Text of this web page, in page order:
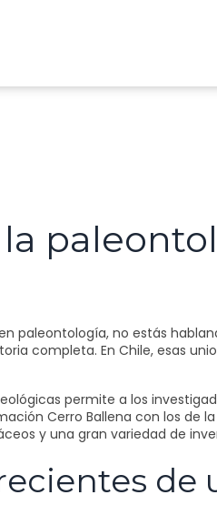
paleontología, no estás
completa. En Chile, esas
permite a los
Cerro Ballena con los
y una gran variedad de
de